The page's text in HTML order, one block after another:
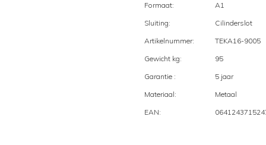
Formaat:
A1
Sluiting:
Cilinderslot
Artikelnummer:
TEKA16-9005
Gewicht kg:
95
Garantie :
5 jaar
Materiaal:
Metaal
EAN: